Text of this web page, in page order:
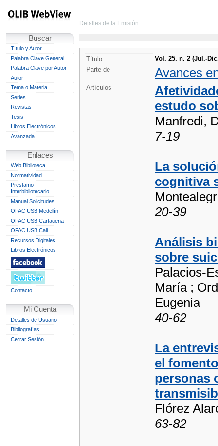
Buscar
Título y Autor
Palabra Clave General
Palabra Clave por Autor
Autor
Tema o Materia
Series
Revistas
Tesis
Libros Electrónicos
Avanzada
Enlaces
Web Biblioteca
Normatividad
Préstamo
Interbibliotecario
Manual Solicitudes
OPAC USB Medellín
OPAC USB Cartagena
OPAC USB Cali
Recursos Digitales
Libros Electrónicos
Contacto
Mi Cuenta
Detalles de Usuario
Bibliografías
Cerrar Sesión
Detalles de la Emisión
Título
Vol. 25, n. 2 (Jul.-
Parte de
Avances
Artículos
estudo
Manfredi,
7-19
La
cognitiva
20-39
Análisis
sobre
Palacios-
María ;
Eugenia
40-62
La
el
personas
Flórez
63-82